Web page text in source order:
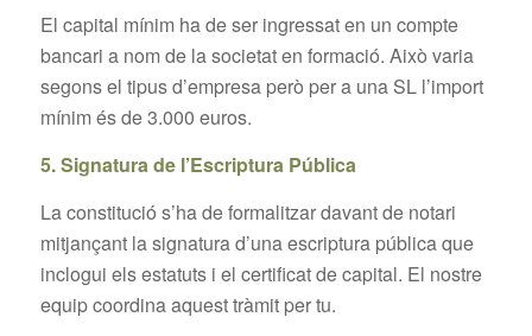
El capital mínim ha de ser ingressat en un compte
bancari a nom de la societat en formació. Això varia
segons el tipus d’empresa però per a una SL l’import
mínim és de 3.000 euros.
5. Signatura de l’Escriptura Pública
La constitució s’ha de formalitzar davant de notari
mitjançant la signatura d’una escriptura pública que
inclogui els estatuts i el certificat de capital. El nostre
equip coordina aquest tràmit per tu.